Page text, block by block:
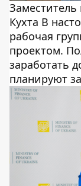
Кухта В
рабочая
проектом.
заработать
планируют